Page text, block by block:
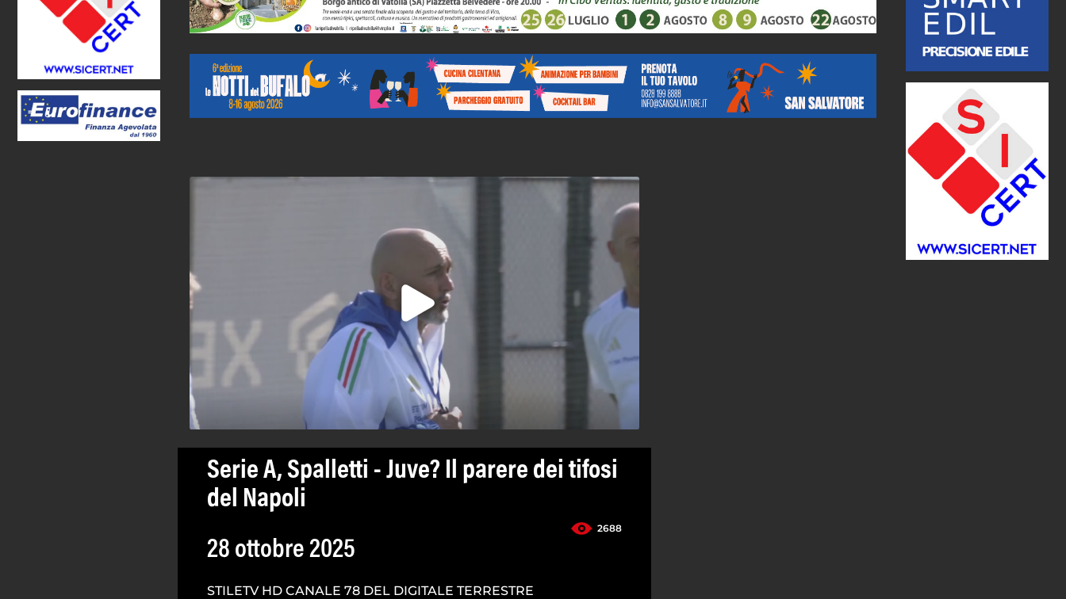
Serie A, Spalletti - Juve? Il parere dei tifosi
del Napoli
2688
28 ottobre 2025
STILETV HD CANALE 78 DEL DIGITALE TERRESTRE